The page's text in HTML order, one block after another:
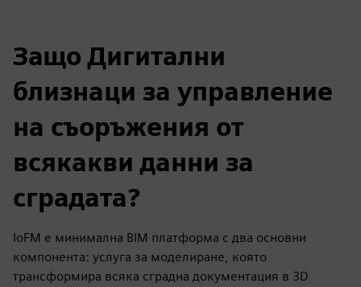
Защо Дигитални
близнаци за управление
на съоръжения от
всякакви данни за
сградата?
IoFM е минимална BIM платформа с два основни
компонента: услуга за моделиране, която
трансформира всяка сградна документация в 3D